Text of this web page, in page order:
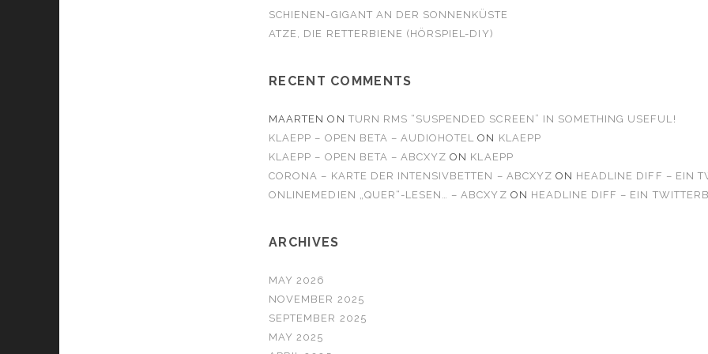
SCHIENEN-GIGANT AN DER SONNENKÜSTE
ATZE, DIE RETTERBIENE (HÖRSPIEL-DIY)
RECENT COMMENTS
MAARTEN ON TURN RMS “SUSPENDED SCREEN” IN SOMETHING USEFUL!
KLAEPP – OPEN BETA – AUDIOHOTEL ON KLAEPP
KLAEPP – OPEN BETA – ABCXYZ ON KLAEPP
CORONA – KARTE DER INTENSIVBETTEN – ABCXYZ ON HEADLINE DIFF – EIN
ONLINEMEDIEN „QUER“-LESEN… – ABCXYZ ON HEADLINE DIFF – EIN
ARCHIVES
MAY 2026
NOVEMBER 2025
SEPTEMBER 2025
MAY 2025